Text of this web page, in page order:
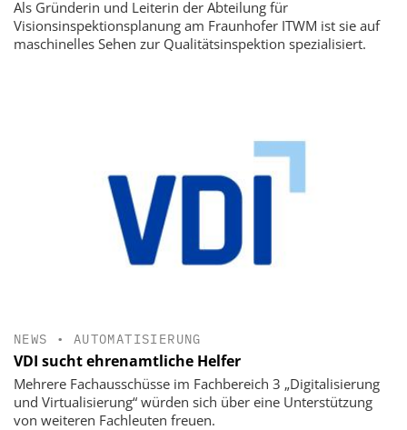
Als Gründerin und Leiterin der Abteilung für
Visionsinspektionsplanung am Fraunhofer ITWM ist sie auf
maschinelles Sehen zur Qualitätsinspektion spezialisiert.
NEWS • AUTOMATISIERUNG
VDI sucht ehrenamtliche Helfer
Mehrere Fachausschüsse im Fachbereich 3 „Digitalisierung
und Virtualisierung“ würden sich über eine Unterstützung
von weiteren Fachleuten freuen.